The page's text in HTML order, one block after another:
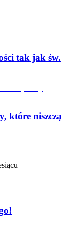
tak jak św.
które niszczą